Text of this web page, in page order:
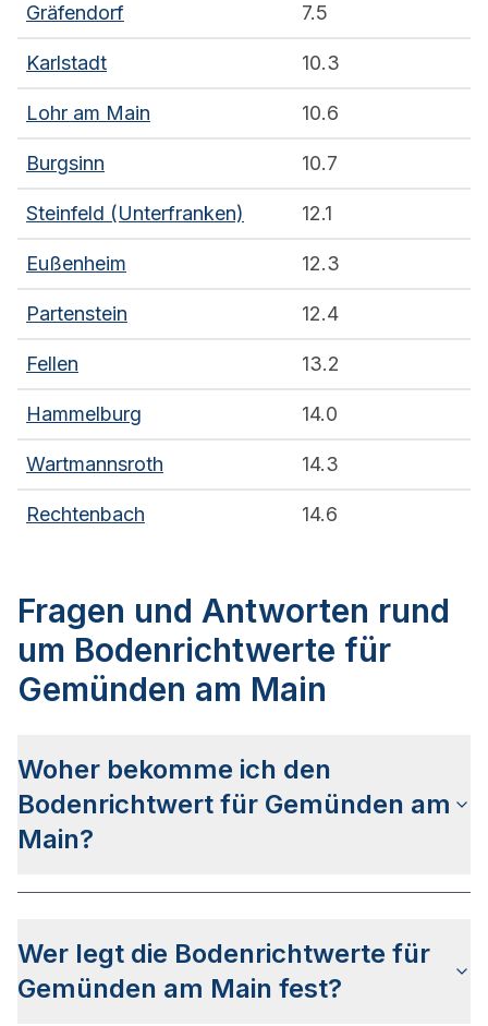
Gräfendorf 7.5
Karlstadt 10.3
Lohr am Main 10.6
Burgsinn 10.7
Steinfeld (Unterfranken) 12.1
Eußenheim 12.3
Partenstein 12.4
Fellen 13.2
Hammelburg 14.0
Wartmannsroth 14.3
Rechtenbach 14.6
Fragen und Antworten rund
um Bodenrichtwerte für
Gemünden am Main
Woher bekomme ich den
Bodenrichtwert für Gemünden am
Main?
Auskunftsportal BayernAtlas. Alternativ können
Sie bei Ihrem lokalen Gutachterausschuss
Wer legt die Bodenrichtwerte für
Gemünden am Main fest?